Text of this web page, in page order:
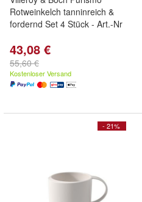
Rotweinkelch tanninreich &
fordernd Set 4 Stück - Art.-Nr
43,08 €
55,60 €
Kostenloser Versand
- 21%